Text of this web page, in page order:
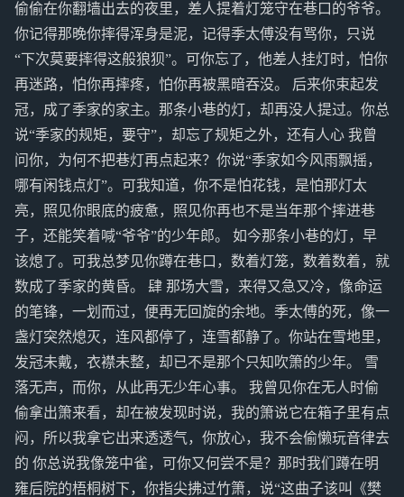
偷偷在你翻墙出去的夜里，差人提着灯笼守在巷口的爷爷。
你记得那晚你摔得浑身是泥，记得季太傅没有骂你，只说
“下次莫要摔得这般狼狈”。可你忘了，他差人挂灯时，怕你
再迷路，怕你再摔疼，怕你再被黑暗吞没。 后来你束起发
冠，成了季家的家主。那条小巷的灯，却再没人提过。你总
说“季家的规矩，要守”，却忘了规矩之外，还有人心 我曾
问你，为何不把巷灯再点起来？你说“季家如今风雨飘摇，
哪有闲钱点灯”。可我知道，你不是怕花钱，是怕那灯太
亮，照见你眼底的疲惫，照见你再也不是当年那个摔进巷
子，还能笑着喊“爷爷”的少年郎。 如今那条小巷的灯，早
该熄了。可我总梦见你蹲在巷口，数着灯笼，数着数着，就
数成了季家的黄昏。 肆 那场大雪，来得又急又冷，像命运
的笔锋，一划而过，便再无回旋的余地。季太傅的死，像一
盏灯突然熄灭，连风都停了，连雪都静了。你站在雪地里，
发冠未戴，衣襟未整，却已不是那个只知吹箫的少年。 雪
落无声，而你，从此再无少年心事。 我曾见你在无人时偷
偷拿出箫来看，却在被发现时说，我的箫说它在箱子里有点
闷，所以我拿它出来透透气，你放心，我不会偷懒玩音律去
的 你总说我像笼中雀，可你又何尝不是？那时我们蹲在明
雍后院的梧桐树下，你指尖拂过竹箫，说“这曲子该叫《樊